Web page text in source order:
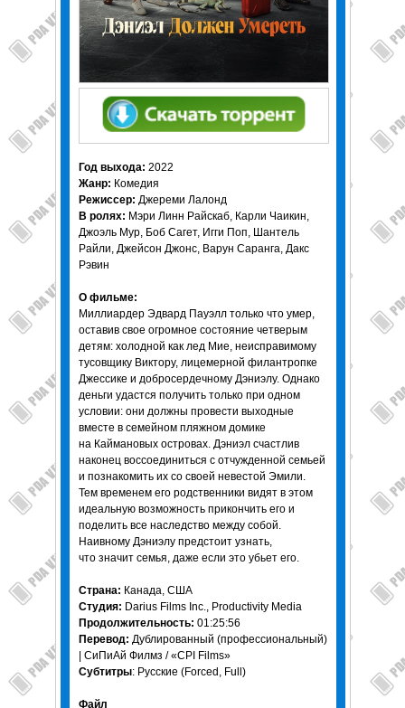
Год выхода: 2022
Жанр: Комедия
Режиссер: Джереми Лалонд
В ролях: Мэри Линн Райскаб, Карли Чаикин,
Джоэль Мур, Боб Сагет, Игги Поп, Шантель
Райли, Джейсон Джонс, Варун Саранга, Дакс
Рэвин
О фильме:
Миллиардер Эдвард Пауэлл только что умер,
оставив свое огромное состояние четверым
детям: холодной как лед Мие, неисправимому
тусовщику Виктору, лицемерной филантропке
Джессике и добросердечному Дэниэлу. Однако
деньги удастся получить только при одном
условии: они должны провести выходные
вместе в семейном пляжном домике
на Каймановых островах. Дэниэл счастлив
наконец воссоединиться с отчужденной семьей
и познакомить их со своей невестой Эмили.
Тем временем его родственники видят в этом
идеальную возможность прикончить его и
поделить все наследство между собой.
Наивному Дэниэлу предстоит узнать,
что значит семья, даже если это убьет его.
Страна: Канада, США
Студия: Darius Films Inc., Productivity Media
Продолжительность: 01:25:56
Перевод: Дублированный (профессиональный)
| СиПиАй Филмз / «CPI Films»
Субтитры: Русские (Forced, Full)
Файл